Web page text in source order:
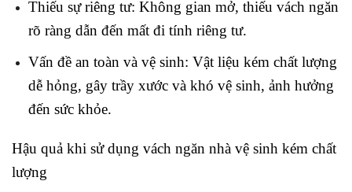
Thiếu sự riêng tư: Không gian mở, thiếu vách ngăn
rõ ràng dẫn đến mất đi tính riêng tư.
Vấn đề an toàn và vệ sinh: Vật liệu kém chất lượng
dễ hỏng, gây trầy xước và khó vệ sinh, ảnh hưởng
đến sức khỏe.
Hậu quả khi sử dụng vách ngăn nhà vệ sinh kém chất
lượng